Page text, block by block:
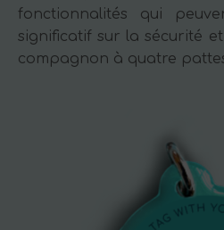
fonctionnalités qui
significatif sur la sécurité
compagnon à quatre